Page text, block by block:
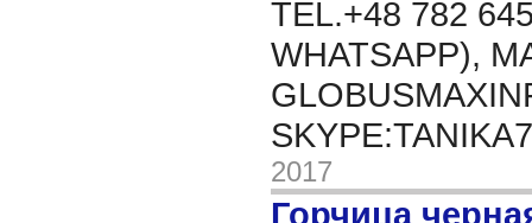
TEL.+48 782
WHATSAPP),
2017
Горчица